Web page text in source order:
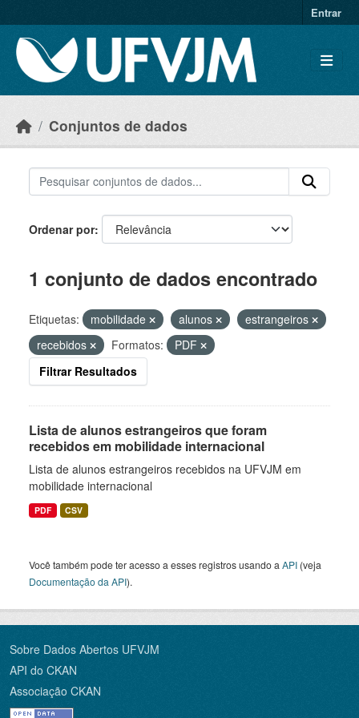
Entrar
Conjuntos de dados
Ordenar por
1 conjunto de dados encontrado
Etiquetas: mobilidade alunos
estrangeiros
recebidos
Formatos:
PDF
Filtrar Resultados
Lista de alunos estrangeiros que foram
recebidos em mobilidade internacional
Lista de alunos estrangeiros recebidos na UFVJM em
mobilidade internacional
PDF CSV
Você também pode ter acesso a esses registros usando a API (veja
Documentação da API).
Sobre Dados Abertos UFVJM
API do CKAN
Associação CKAN